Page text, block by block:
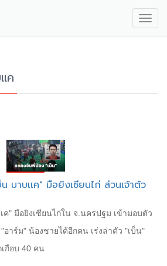
ค
มาบเเค" มือยิงเซียนไก่ ส่วนเจ้าตัว
ค" มือยิงเซียนไก่ใน จ.นครปฐม เข้ามอบตัว
าร์ม" น้องชายได้อีกคน เร่งล่าตัว "เบ็น"
กือบ 40 คน